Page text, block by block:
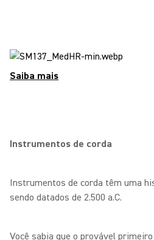
Saiba mais
Instrumentos de corda
Instrumentos de corda têm uma
sendo datados de 2.500 a.C.
Você sabia que o provável